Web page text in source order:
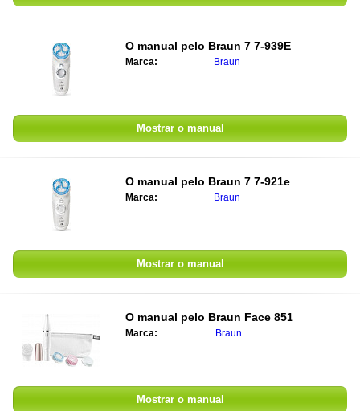
O manual pelo Braun 7 7-939E
Marca: Braun
Mostrar o manual
O manual pelo Braun 7 7-921e
Marca: Braun
Mostrar o manual
O manual pelo Braun Face 851
Marca: Braun
Mostrar o manual